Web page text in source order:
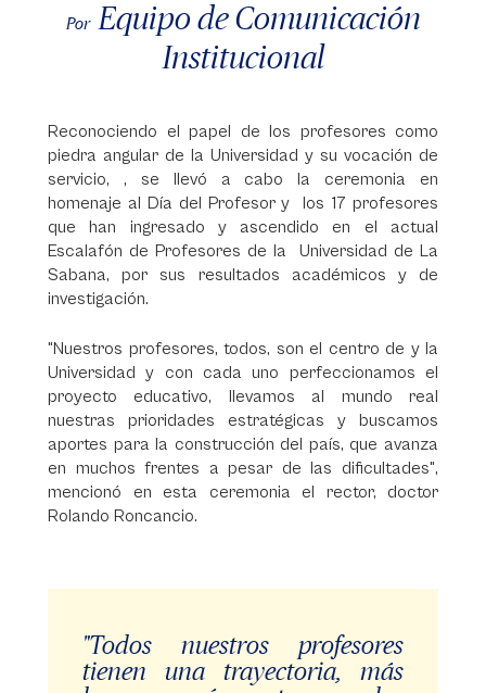
Por Equipo de Comunicación
Institucional
Reconociendo el papel de los profesores como
piedra angular de la Universidad y su vocación de
servicio, , se llevó a cabo la ceremonia en
homenaje al Día del Profesor y los 17 profesores
que han ingresado y ascendido en el actual
Escalafón de Profesores de la Universidad de La
Sabana, por sus resultados académicos y de
investigación.
"Nuestros profesores, todos, son el centro de y la
Universidad y con cada uno perfeccionamos el
proyecto educativo, llevamos al mundo real
nuestras prioridades estratégicas y buscamos
aportes para la construcción del país, que avanza
en muchos frentes a pesar de las dificultades",
mencionó en esta ceremonia el rector, doctor
Rolando Roncancio.
"Todos nuestros profesores
tienen una trayectoria, más